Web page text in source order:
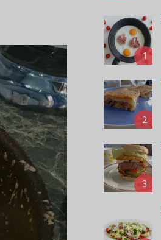
1
2
3